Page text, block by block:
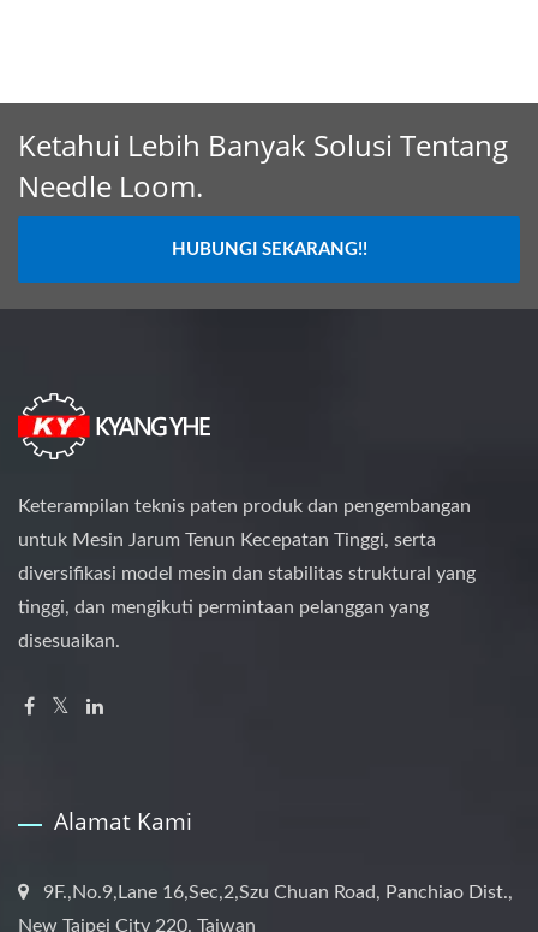
Ketahui Lebih Banyak Solusi Tentang
Needle Loom.
HUBUNGI SEKARANG!!
Keterampilan teknis paten produk dan pengembangan
untuk Mesin Jarum Tenun Kecepatan Tinggi, serta
diversifikasi model mesin dan stabilitas struktural yang
tinggi, dan mengikuti permintaan pelanggan yang
disesuaikan.
Alamat Kami
9F.,No.9,Lane 16,Sec,2,Szu Chuan Road, Panchiao Dist.,
New Taipei City 220. Taiwan